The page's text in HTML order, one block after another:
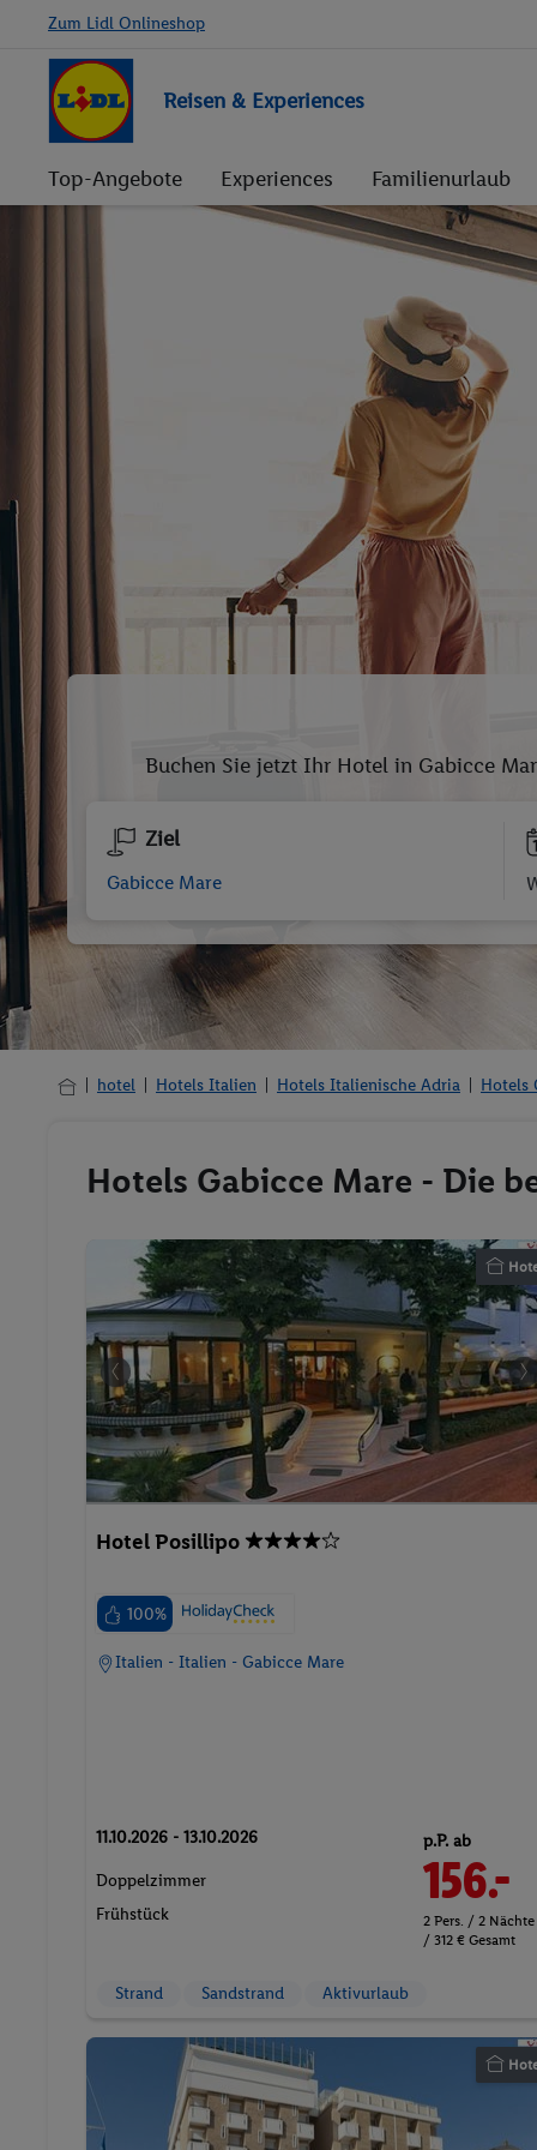
Zum Lidl Onlineshop
Reisen & Experiences
Top-Angebote Experiences Familienurlaub
Buchen Sie jetzt Ihr Hotel in Gabicce
Ziel
hotel Hotels Italien Hotels Italienische Adria Hotels
Hotels Gabicce Mare - Die
Hotel Posillipo
100%
Italien - Italien - Gabicce Mare
11.10.2026 - 13.10.2026
Doppelzimmer
Frühstück
p.P. ab
156.-
2 Pers. / 2 Nächte
/ 312 € Gesamt
Strand Sandstrand Aktivurlaub